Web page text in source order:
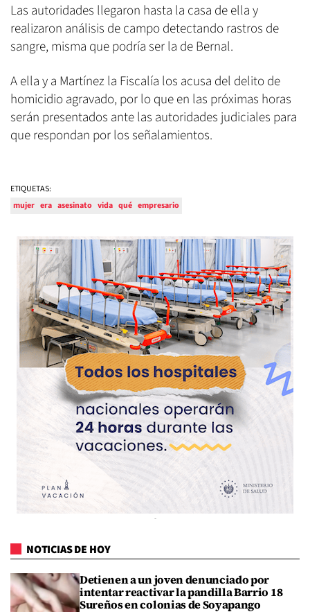
Las autoridades llegaron hasta la casa de ella y
realizaron análisis de campo detectando rastros de
sangre, misma que podría ser la de Bernal.
A ella y a Martínez la Fiscalía los acusa del delito de
homicidio agravado, por lo que en las próximas horas
serán presentados ante las autoridades judiciales para
que respondan por los señalamientos.
ETIQUETAS:
mujer era asesinato vida qué empresario
NOTICIAS DE HOY
Detienen a un joven denunciado por
intentar reactivar la pandilla Barrio 18
Sureños en colonias de Soyapango